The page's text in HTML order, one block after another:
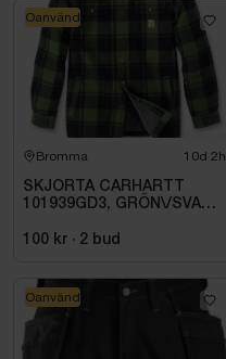
Bromma 10d 2h
SKJORTA CARHARTT
101939GD3, GRÖN\/SVART
100 kr · 2 bud
Oanvänd
Oanvänd